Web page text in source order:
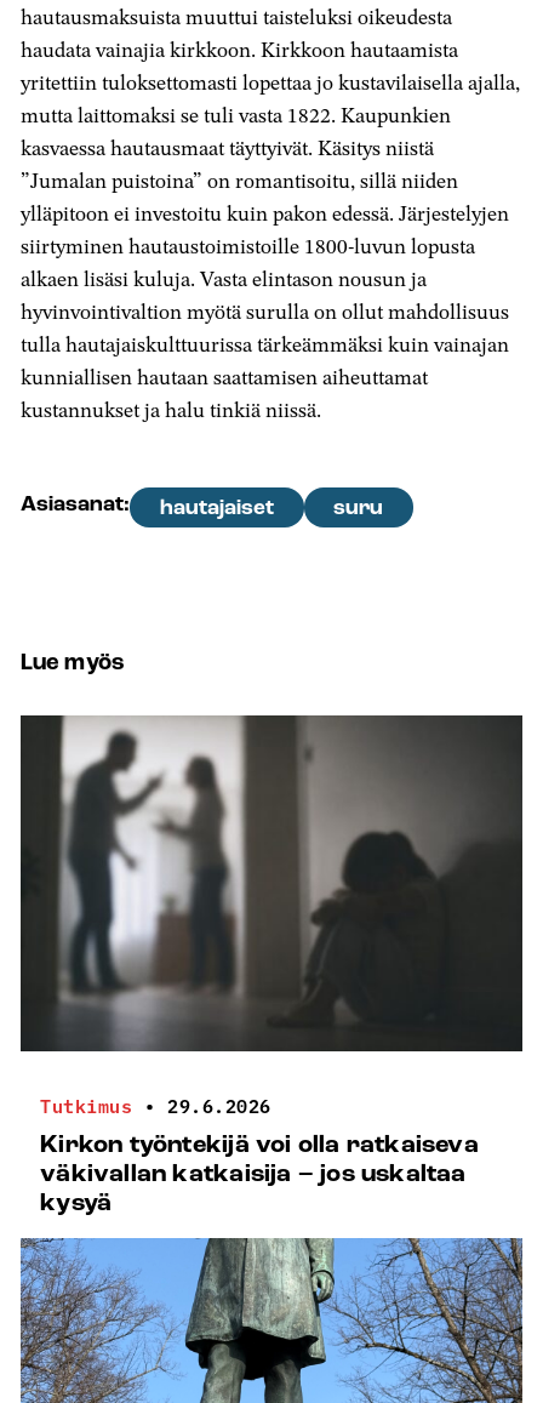
hautausmaksuista muuttui taisteluksi oikeudesta
haudata vainajia kirkkoon. Kirkkoon hautaamista
yritettiin tuloksettomasti lopettaa jo kustavilaisella ajalla,
mutta laittomaksi se tuli vasta 1822. Kaupunkien
kasvaessa hautausmaat täyttyivät. Käsitys niistä
”Jumalan puistoina” on romantisoitu, sillä niiden
ylläpitoon ei investoitu kuin pakon edessä. Järjestelyjen
siirtyminen hautaustoimistoille 1800-luvun lopusta
alkaen lisäsi kuluja. Vasta elintason nousun ja
hyvinvointivaltion myötä surulla on ollut mahdollisuus
tulla hautajaiskulttuurissa tärkeämmäksi kuin vainajan
kunniallisen hautaan saattamisen aiheuttamat
kustannukset ja halu tinkiä niissä.
Asiasanat: hautajaiset suru
Lue myös
Tutkimus • 29.6.2026
Kirkon työntekijä voi olla ratkaiseva
väkivallan katkaisija – jos uskaltaa
kysyä